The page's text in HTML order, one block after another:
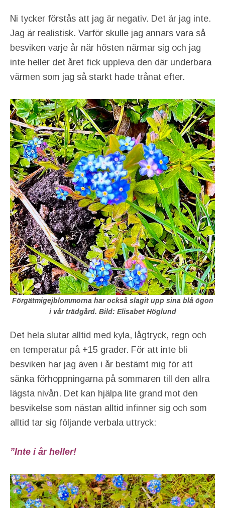
Ni tycker förstås att jag är negativ. Det är jag inte.
Jag är realistisk. Varför skulle jag annars vara så
besviken varje år när hösten närmar sig och jag
inte heller det året fick uppleva den där underbara
värmen som jag så starkt hade trånat efter.
Förgätmigejblommorna har också slagit upp sina blå ögon
i vår trädgård. Bild: Elisabet Höglund
Det hela slutar alltid med kyla, lågtryck, regn och
en temperatur på +15 grader. För att inte bli
besviken har jag även i år bestämt mig för att
sänka förhoppningarna på sommaren till den allra
lägsta nivån. Det kan hjälpa lite grand mot den
besvikelse som nästan alltid infinner sig och som
alltid tar sig följande verbala uttryck:
”Inte i år heller!